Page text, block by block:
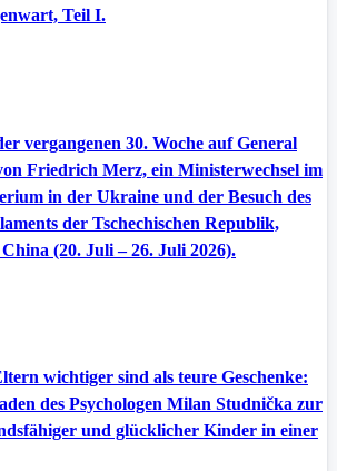
Teil I.
vergangenen 30. Woche auf General
Friedrich Merz, ein Ministerwechsel im
in der Ukraine und der Besuch des
der Tschechischen Republik,
(20. Juli – 26. Juli 2026).
wichtiger sind als teure Geschenke:
des Psychologen Milan Studnička zur
und glücklicher Kinder in einer